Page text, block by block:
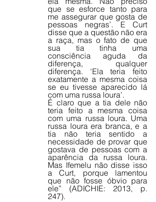
que se esforce tanto para
me assegurar que gosta de
pessoas negras’. E Curt
disse que a questão não era
a raça, mas o fato de que
sua tia tinha uma
consciência aguda da
diferença, qualquer
diferença. ‘Ela teria feito
exatamente a mesma coisa
se eu tivesse aparecido lá
com uma russa loura’.
É claro que a tia dele não
teria feito a mesma coisa
com uma russa loura. Uma
russa loura era branca, e a
tia não teria sentido a
necessidade de provar que
gostava de pessoas com a
aparência da russa loura.
Mas Ifemelu não disse isso
a Curt, porque lamentou
que não fosse óbvio para
ele” (ADICHIE: 2013, p.
247).